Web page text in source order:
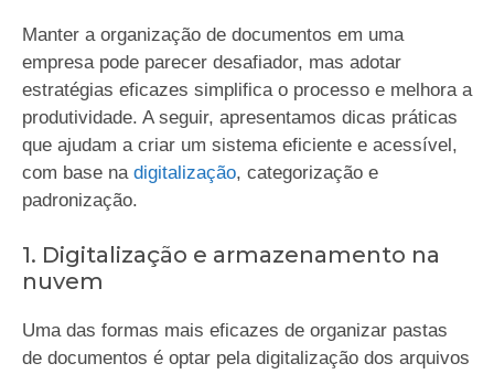
Manter a organização de documentos em uma
empresa pode parecer desafiador, mas adotar
estratégias eficazes simplifica o processo e melhora a
produtividade. A seguir, apresentamos dicas práticas
que ajudam a criar um sistema eficiente e acessível,
com base na digitalização, categorização e
padronização.
1. Digitalização e armazenamento na
nuvem
Uma das formas mais eficazes de organizar pastas
de documentos é optar pela digitalização dos arquivos